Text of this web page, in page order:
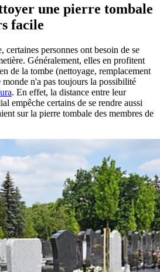
une pierre tombale
facile
certaines personnes ont besoin de se
Généralement, elles en profitent
de la tombe (nettoyage, remplacement
n'a pas toujours la possibilité
. En effet, la distance entre leur
empêche certains de se rendre aussi
sur la pierre tombale des membres de